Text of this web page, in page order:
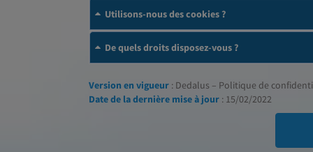
Utilisons-nous des cookies ?
De quels droits disposez-vous ?
Version en vigueur : Dedalus – Politique de
Date de la dernière mise à jour : 15/02/2022